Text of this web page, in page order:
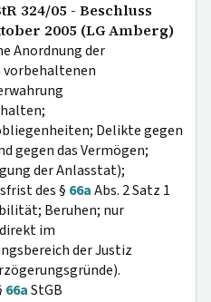
324/05 - Beschluss
2005 (LG Amberg)
Anordnung der
Delikte gegen
gegen das Vermögen;
der Anlasstat);
des § 66aAbs. 2 Satz 1
Beruhen; nur
im
der Justiz
66aStGB